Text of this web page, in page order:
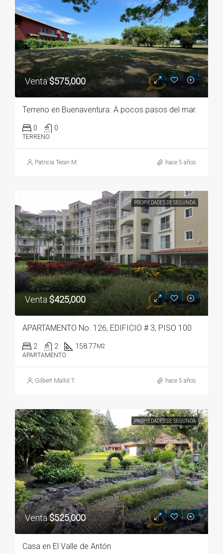
Venta$575,000
Terreno en Buenaventura. A pocos pasos del mar.
0 0
TERRENO
Patricia Teran M. hace 5 años
PROPIEDADES DE SEGUNDA
Venta $425,000
APARTAMENTO No. 126, EDIFICIO # 3, PISO 100
2 2 158.77M2
APARTAMENTO
Gilbert Mallol T. hace 5 años
PROPIEDADES DE SEGUNDA
Venta$525,000
Casa en El Valle de Antón